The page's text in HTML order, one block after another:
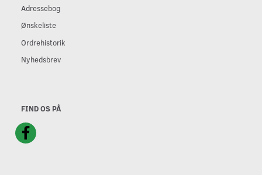
Adressebog
Ønskeliste
Ordrehistorik
Nyhedsbrev
FIND OS PÅ